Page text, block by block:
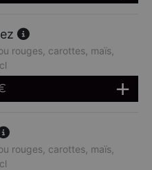
rouges, carottes, maïs,
rouges, carottes, maïs,